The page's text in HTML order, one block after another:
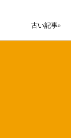
古い記事»